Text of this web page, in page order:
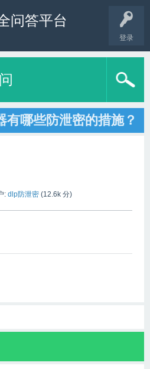
登录
问答平台
有哪些防泄密的措施？
: dlp防泄密 (12.6k 分)